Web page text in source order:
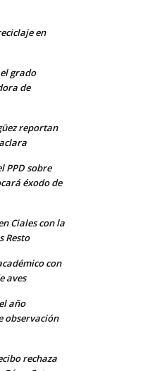
en
grado
de
reportan
PPD sobre
éxodo de
Ciales con la
Resto
con
aves
año
observación
rechaza